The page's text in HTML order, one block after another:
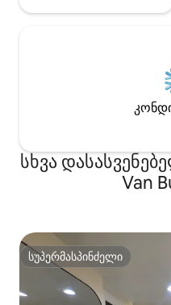
სხვა
Van
სუპერმასპინძელი
სუპერმასპინძელი